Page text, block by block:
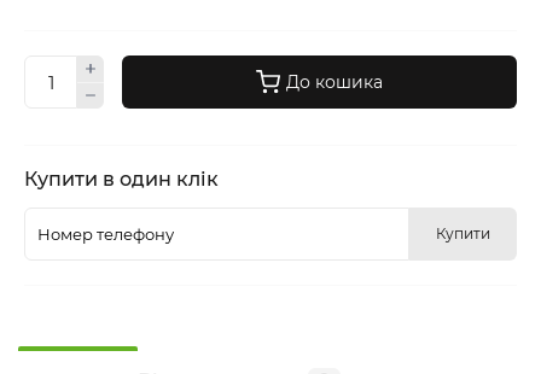
До кошика
Купити в один клік
Купити